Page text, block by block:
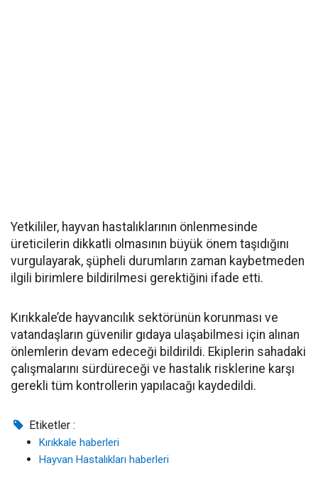
Yetkililer, hayvan hastalıklarının önlenmesinde
üreticilerin dikkatli olmasının büyük önem taşıdığını
vurgulayarak, şüpheli durumların zaman kaybetmeden
ilgili birimlere bildirilmesi gerektiğini ifade etti.
Kırıkkale’de hayvancılık sektörünün korunması ve
vatandaşların güvenilir gıdaya ulaşabilmesi için alınan
önlemlerin devam edeceği bildirildi. Ekiplerin sahadaki
çalışmalarını sürdüreceği ve hastalık risklerine karşı
gerekli tüm kontrollerin yapılacağı kaydedildi.
Etiketler :
Kırıkkale haberleri
Hayvan Hastalıkları haberleri